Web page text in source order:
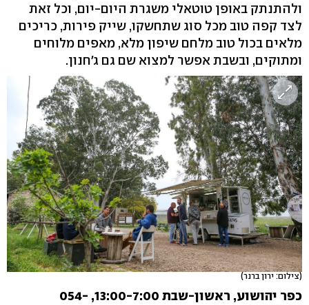
ולהתנתק באופן טוטאלי משגרת היום-יום, וכל זאת
לצד קפה טוב מכל סוג שתחשקו, שייק פירות, כריכים
מלאים בכול טוב מלחם שיפון מלא, מאפים מלוחים
ומתוקים, ובשבת אפשר למצוא שם גם ג'חנון.
(צילום: ירון ברנר)
כפר יהושוע, ראשון-שבת 13:00-7:00, 054-